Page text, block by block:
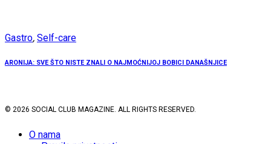
Gastro, Self-care
ARONIJA: SVE ŠTO NISTE ZNALI O NAJMOĆNIJOJ BOBICI DANAŠNJICE
© 2026 SOCIAL CLUB MAGAZINE. ALL RIGHTS RESERVED.
O nama